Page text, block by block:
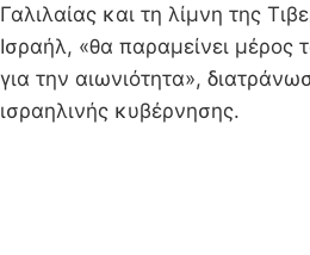
Γαλιλαίας και τη λίμνη της
Ισραήλ, «θα παραμείνει μέρος
για την αιωνιότητα»,
ισραηλινής κυβέρνησης.